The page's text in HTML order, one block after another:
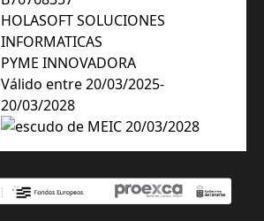
HOLASOFT SOLUCIONES
INFORMATICAS
PYME INNOVADORA
Válido entre 20/03/2025-
20/03/2028